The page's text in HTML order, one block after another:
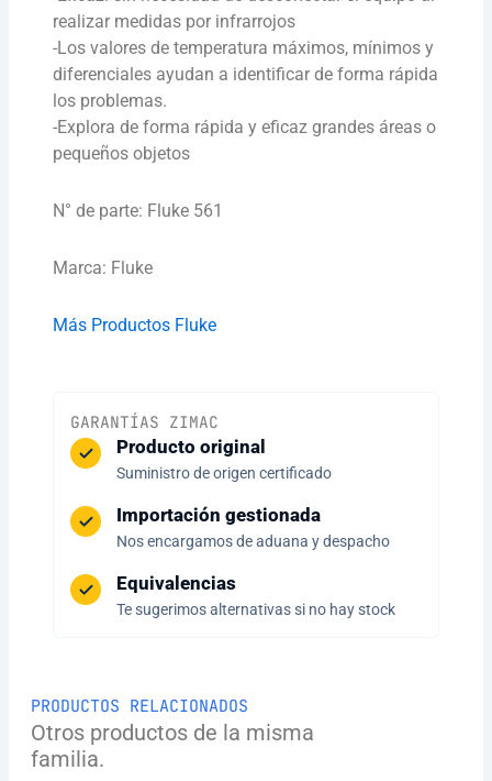
realizar medidas por infrarrojos
-Los valores de temperatura máximos, mínimos y
diferenciales ayudan a identificar de forma rápida
los problemas.
-Explora de forma rápida y eficaz grandes áreas o
pequeños objetos
N° de parte: Fluke 561
Marca: Fluke
Más Productos Fluke
GARANTÍAS ZIMAC
Producto original
Suministro de origen certificado
Importación gestionada
Nos encargamos de aduana y despacho
Equivalencias
Te sugerimos alternativas si no hay stock
PRODUCTOS RELACIONADOS
Otros productos de la misma
familia.